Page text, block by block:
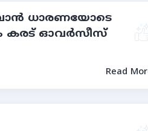
ധാരണയോടെ
കരട് ഓവർസീസ്
Read